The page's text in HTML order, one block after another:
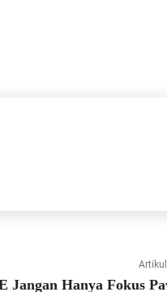
Jangan Hanya Fokus